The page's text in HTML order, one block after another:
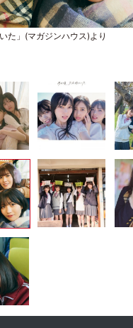
た」(マガジンハウス)より